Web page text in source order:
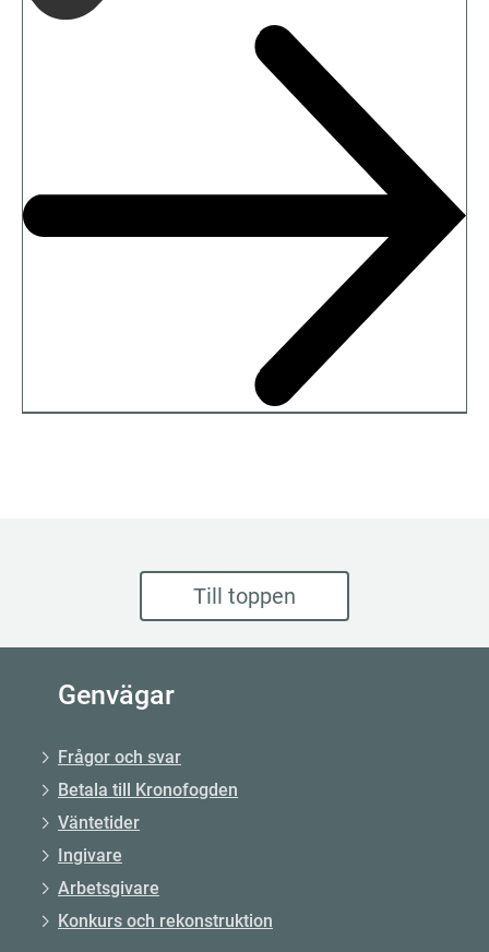
Till toppen
Genvägar
Frågor och svar
Betala till Kronofogden
Väntetider
Ingivare
Arbetsgivare
Konkurs och rekonstruktion